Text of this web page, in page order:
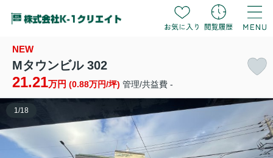
NEW
Mタウンビル 302
21.21万円 (0.88万円/坪) 管理/共益費 -
1 /18